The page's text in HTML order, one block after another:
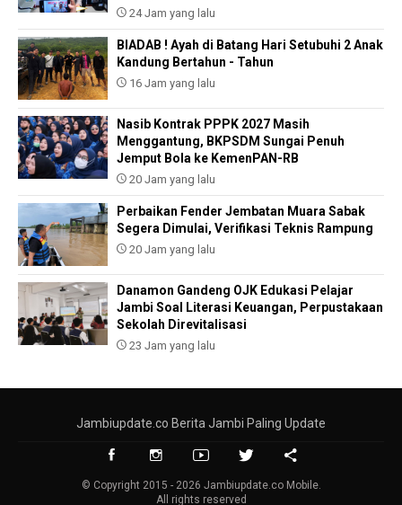
24 Jam yang lalu
BIADAB ! Ayah di Batang Hari Setubuhi 2 Anak
Kandung Bertahun - Tahun
16 Jam yang lalu
Nasib Kontrak PPPK 2027 Masih
Menggantung, BKPSDM Sungai Penuh
Jemput Bola ke KemenPAN-RB
20 Jam yang lalu
Perbaikan Fender Jembatan Muara Sabak
Segera Dimulai, Verifikasi Teknis Rampung
20 Jam yang lalu
Danamon Gandeng OJK Edukasi Pelajar
Jambi Soal Literasi Keuangan, Perpustakaan
Sekolah Direvitalisasi
23 Jam yang lalu
Jambiupdate.co Berita Jambi Paling Update
© Copyright 2015 - 2026 Jambiupdate.co Mobile.
All rights reserved